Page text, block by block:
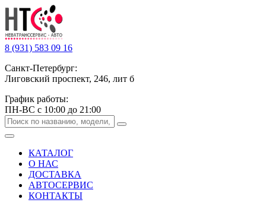
8 (931) 583 09 16
Санкт-Петербург:
Лиговский проспект, 246, лит б
График работы:
ПН-ВС с 10:00 до 21:00
КАТАЛОГ
О НАС
ДОСТАВКА
АВТОСЕРВИС
КОНТАКТЫ